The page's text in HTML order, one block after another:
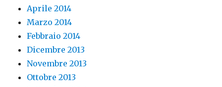
Aprile 2014
Marzo 2014
Febbraio 2014
Dicembre 2013
Novembre 2013
Ottobre 2013